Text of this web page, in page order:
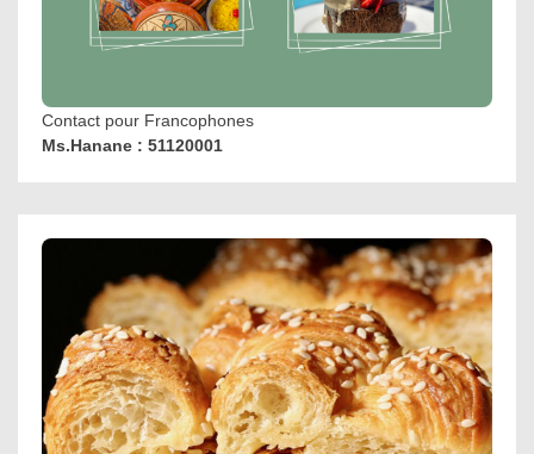
Contact pour Francophones
Ms.Hanane : 51120001